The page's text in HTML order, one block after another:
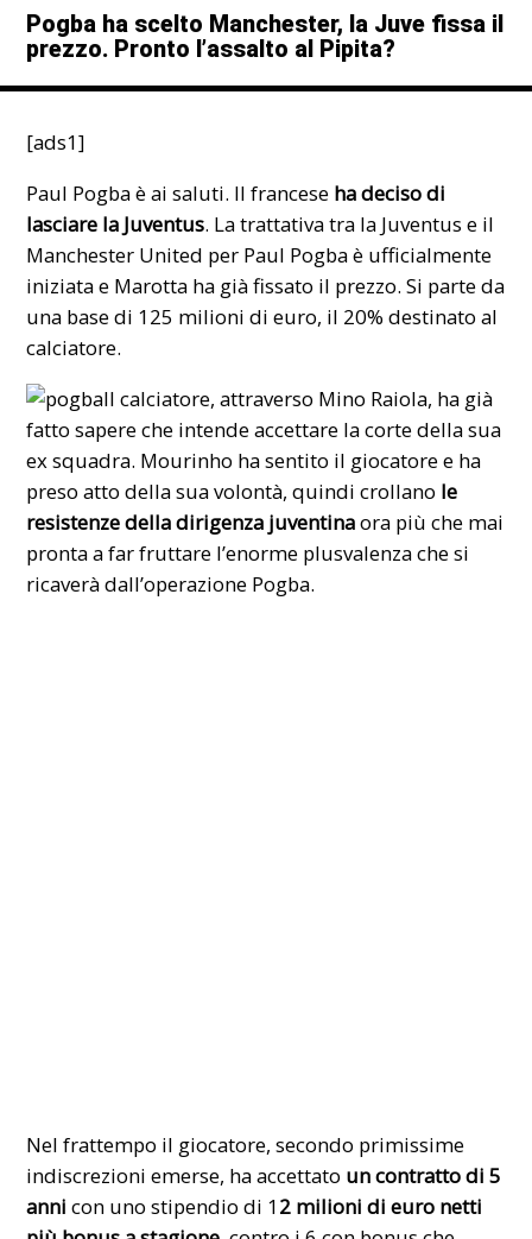
Pogba ha scelto Manchester, la Juve fissa il
prezzo. Pronto l’assalto al Pipita?
[ads1]
Paul Pogba è ai saluti. Il francese ha deciso di
lasciare la Juventus. La trattativa tra la Juventus e il
Manchester United per Paul Pogba è ufficialmente
iniziata e Marotta ha già fissato il prezzo. Si parte da
una base di 125 milioni di euro, il 20% destinato al
calciatore.
Il calciatore, attraverso Mino Raiola, ha già
fatto sapere che intende accettare la corte della sua
ex squadra. Mourinho ha sentito il giocatore e ha
preso atto della sua volontà, quindi crollano le
resistenze della dirigenza juventinaora più che mai
pronta a far fruttare l’enorme plusvalenza che si
ricaverà dall’operazione Pogba.
Nel frattempo il giocatore, secondo primissime
indiscrezioni emerse, ha accettato un contratto di 5
anni con uno stipendio di 12 milioni di euro netti